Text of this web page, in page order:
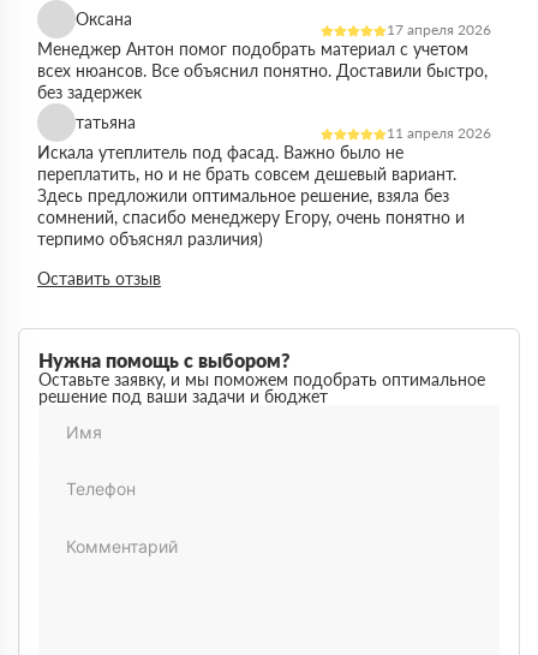
Оксана
17 апреля 2026
Менеджер Антон помог подобрать материал с учетом
всех нюансов. Все объяснил понятно. Доставили быстро,
без задержек
татьяна
11 апреля 2026
Искала утеплитель под фасад. Важно было не
переплатить, но и не брать совсем дешевый вариант.
Здесь предложили оптимальное решение, взяла без
сомнений, спасибо менеджеру Егору, очень понятно и
терпимо объяснял различия)
Максим
03 марта 2026
Немного запутался в видах утеплителей но помогли
разобратсья, менеджеры быстро связались и помогли
Заказывал утеплитель для дачи. Объем небольшой, но
отношение нормальное, наверное будем заказывать еще
Оставить отзыв
Нужна помощь с выбором?
Оставьте заявку, и мы поможем подобрать оптимальное
решение под ваши задачи и бюджет